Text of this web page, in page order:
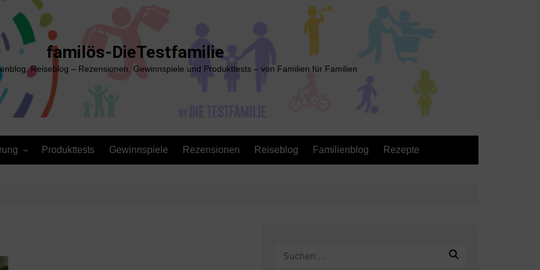
familös-DieTestfamilie
Reiseblog – Rezensionen, Gewinnspiele und Produkttests – von Familien für Familien
Produkttests Gewinnspiele Rezensionen Reiseblog Familienblog Rezepte